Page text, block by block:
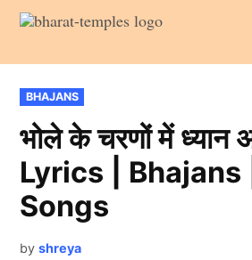
Skip
content
POSTED
IN
BHAJANS
भोले के चरणों में ध्यान
Lyrics | Bhajans
Songs
by shreya